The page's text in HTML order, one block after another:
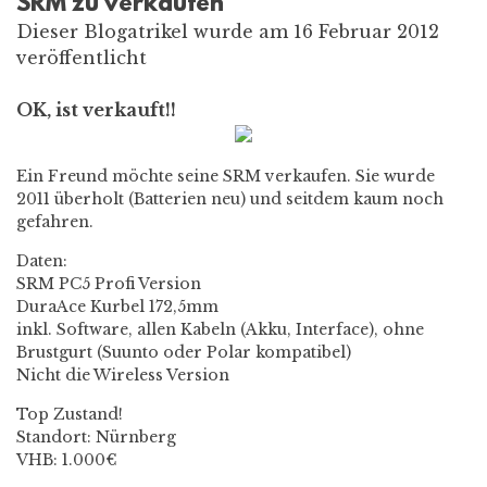
Dieser Blogatrikel wurde am 16 Februar 2012
veröffentlicht
OK, ist verkauft!!
Ein Freund möchte seine SRM verkaufen. Sie wurde
2011 überholt (Batterien neu) und seitdem kaum noch
gefahren.
Daten:
SRM PC5 Profi Version
DuraAce Kurbel 172,5mm
inkl. Software, allen Kabeln (Akku, Interface), ohne
Brustgurt (Suunto oder Polar kompatibel)
Nicht die Wireless Version
Top Zustand!
Standort: Nürnberg
VHB: 1.000€